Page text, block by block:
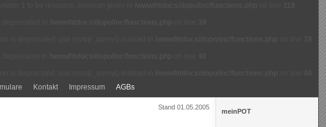
Kontakt Impressum AGBs
meinPOT
Stand 01.05.2005